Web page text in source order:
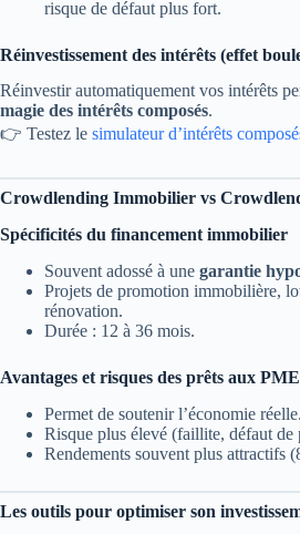
risque de défaut plus fort.
Réinvestissement des intérêts (effet
Réinvestir automatiquement vos intérêts
magie des intérêts composés.
👉 Testez le simulateur d’intérêts
Crowdlending Immobilier vs
Spécificités du financement immobilier
Souvent adossé à une garantie
Projets de promotion immobilière,
rénovation.
Durée : 12 à 36 mois.
Avantages et risques des prêts aux PME
Permet de soutenir l’économie réelle.
Risque plus élevé (faillite, défaut de
Rendements souvent plus attractifs
Les outils pour optimiser son